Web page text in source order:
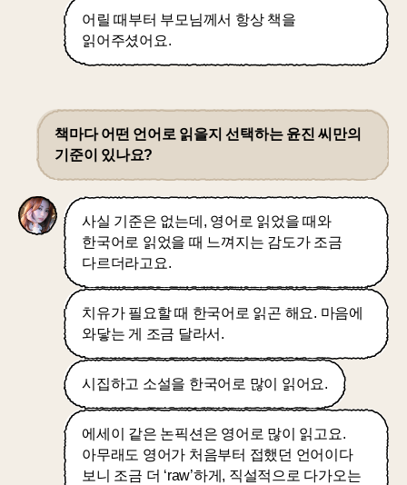
어릴 때부터 부모님께서 항상 책을
읽어주셨어요.
책마다 어떤 언어로 읽을지 선택하는 윤진 씨만의
기준이 있나요?
사실 기준은 없는데, 영어로 읽었을 때와
한국어로 읽었을 때 느껴지는 감도가 조금
다르더라고요.
치유가 필요할 때 한국어로 읽곤 해요. 마음에
와닿는 게 조금 달라서.
시집하고 소설을 한국어로 많이 읽어요.
에세이 같은 논픽션은 영어로 많이 읽고요.
아무래도 영어가 처음부터 접했던 언어이다
보니 조금 더 ‘raw’하게, 직설적으로 다가오는